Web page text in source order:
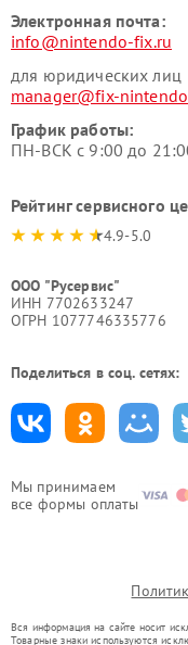
Мы принимаем
все формы оплаты
Электронная почта:
info@nintendo-fix.ru
для юридических лиц
manager@fix-
График работы:
ПН-ВСК с 9:00 до
Рейтинг сервисного
4.9-5.0
ООО "Русервис"
ИНН 7702633247
ОГРН 1077746335776
Поделиться в соц. сетях:
Вся информация на сайте носит
Товарные знаки используются